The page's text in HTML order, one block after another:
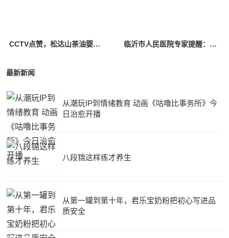
CCTV点赞，松达山茶油婴童面霜连续5年全国销量第一! 临沂市人民医院专家提醒：“黄金4分钟”与心脏康复同等重要
最新新闻
从潮玩IP到情绪教育 动画《咕噜比事务所》今
日治愈开播
八段锦这样练才养生
从第一罐到第十年，君乐宝奶粉把初心写进品
质安全